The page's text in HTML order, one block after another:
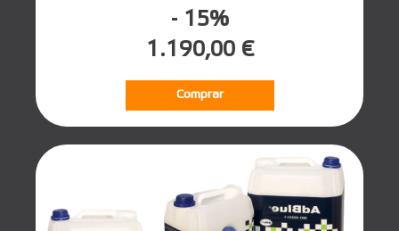
- 15%
1.190,00 €
Comprar